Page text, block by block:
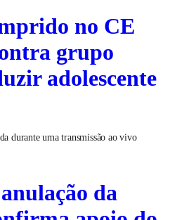
no CE
grupo
adolescente
durante uma transmissão ao vivo
da